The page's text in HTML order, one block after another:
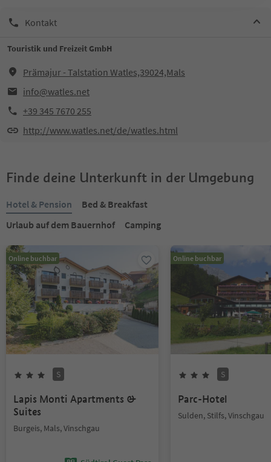
Kontakt
Touristik und Freizeit GmbH
Prämajur - Talstation Watles,39024,Mals
info@watles.net
+39 345 7670 255
http://www.watles.net/de/watles.html
Finde deine Unterkunft in der Umgebung
Hotel & Pension
Bed & Breakfast
Urlaub auf dem Bauernhof
Camping
Online buchbar
S
Lapis Monti Apartments &
Suites
Burgeis, Mals, Vinschgau
Online buchbar
S
Parc-Hotel
Sulden, Stilfs, Vinschgau